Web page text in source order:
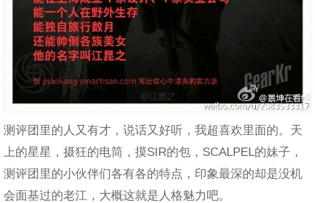
测评团里的人又有才，说话又好听，我超喜欢里面的。天
上的星星，摄狂的电筒，摸SIR的包，SCALPEL的妹子，
测评团里的小伙伴们各有各的特点，印象最深的却是没机
会面基过的老江，大概这就是人格魅力吧。